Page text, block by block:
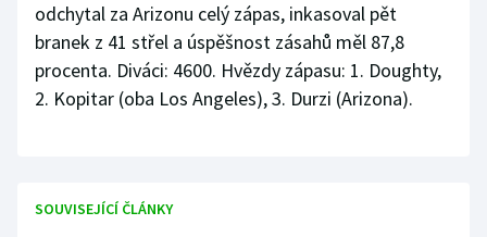
odchytal za Arizonu celý zápas, inkasoval pět
branek z 41 střel a úspěšnost zásahů měl 87,8
procenta. Diváci: 4600. Hvězdy zápasu: 1. Doughty,
2. Kopitar (oba Los Angeles), 3. Durzi (Arizona).
SOUVISEJÍCÍ ČLÁNKY